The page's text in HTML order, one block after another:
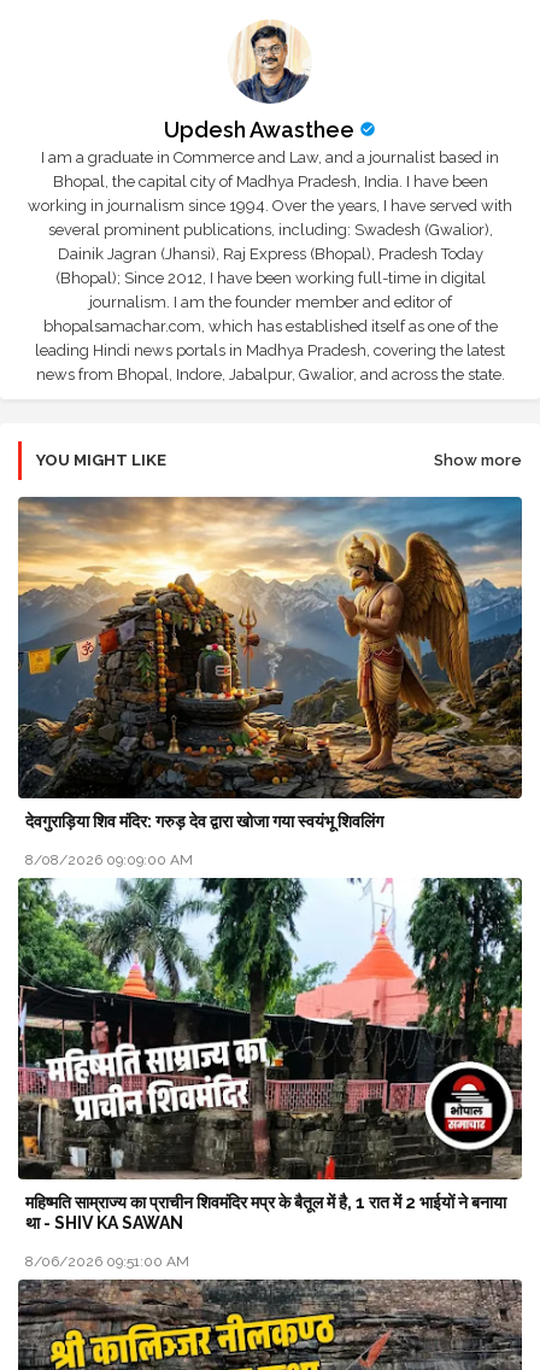
Updesh Awasthee
I am a graduate in Commerce and Law, and a journalist based in
Bhopal, the capital city of Madhya Pradesh, India. I have been
working in journalism since 1994. Over the years, I have served with
several prominent publications, including: Swadesh (Gwalior),
Dainik Jagran (Jhansi), Raj Express (Bhopal), Pradesh Today
(Bhopal); Since 2012, I have been working full-time in digital
journalism. I am the founder member and editor of
bhopalsamachar.com, which has established itself as one of the
leading Hindi news portals in Madhya Pradesh, covering the latest
news from Bhopal, Indore, Jabalpur, Gwalior, and across the state.
YOU MIGHT LIKE Show more
देवगुराड़िया शिव मंदिर: गरुड़ देव द्वारा खोजा गया स्वयंभू शिवलिंग
8/08/2026 09:09:00 AM
महिष्मति साम्राज्य का प्राचीन शिवमंदिर मप्र के बैतूल में है, 1 रात में 2 भाईयों ने बनाया
था - SHIV KA SAWAN
8/06/2026 09:51:00 AM